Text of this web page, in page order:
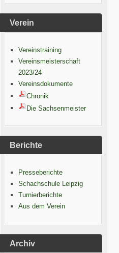
Verein
Vereinstraining
Vereinsmeisterschaft
2023/24
Vereinsdokumente
Chronik
Die Sachsenmeister
Berichte
Presseberichte
Schachschule Leipzig
Turnierberichte
Aus dem Verein
Archiv